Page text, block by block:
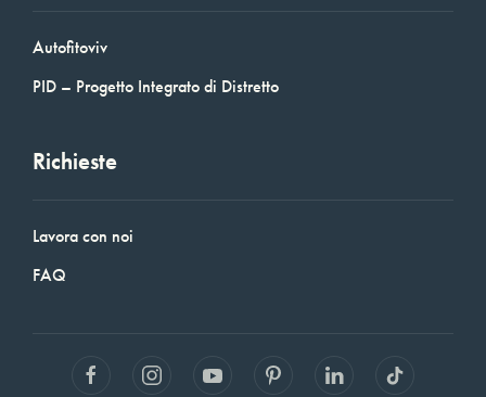
Autofitoviv
PID – Progetto Integrato di Distretto
Richieste
Lavora con noi
FAQ